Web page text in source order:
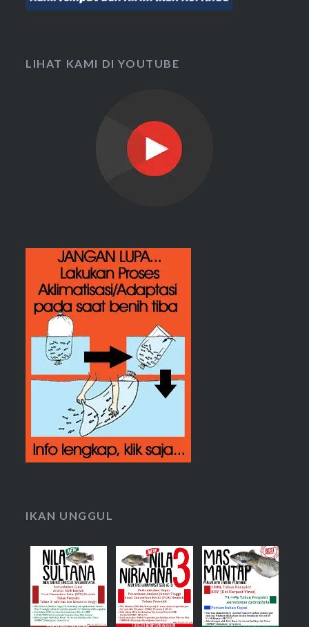
LIHAT KAMI DI YOUTUBE
IKAN UNGGUL